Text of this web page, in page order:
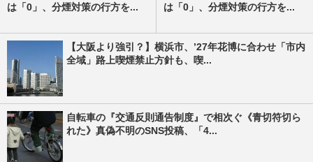
は「0」、分煙対策の行方を...
は「0」、分煙対策の行方を...
【大阪より強引？】横浜市、’27年花博に合わせ「市内
全域」路上喫煙禁止方針も、喫...
自転車の『交通反則通告制度』で相次ぐ《青切符切ら
れた》真偽不明のSNS投稿、「4...